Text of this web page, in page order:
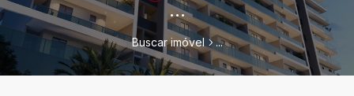
...
Buscar imóvel ...